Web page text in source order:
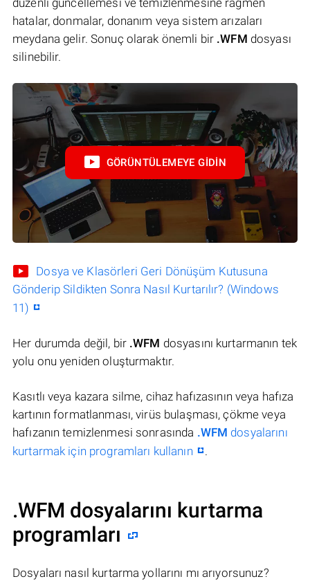
hatalar, donmalar, donanım veya sistem arızaları
meydana gelir. Sonuç olarak önemli bir .WFM dosyası
silinebilir.
GÖRÜNTÜLEMEYE GIDIN
Dosya ve Klasörleri Geri Dönüşüm Kutusuna
Gönderip Sildikten Sonra Nasıl Kurtarılır? (Windows
11)
Her durumda değil, bir .WFM dosyasını kurtarmanın tek
yolu onu yeniden oluşturmaktır.
Kasıtlı veya kazara silme, cihaz hafızasının veya hafıza
kartının formatlanması, virüs bulaşması, çökme veya
hafızanın temizlenmesi sonrasında .WFM dosyalarını
kurtarmak için programları kullanın
.
.WFM dosyalarını kurtarma
programları
Dosyaları nasıl kurtarma yollarını mı arıyorsunuz?